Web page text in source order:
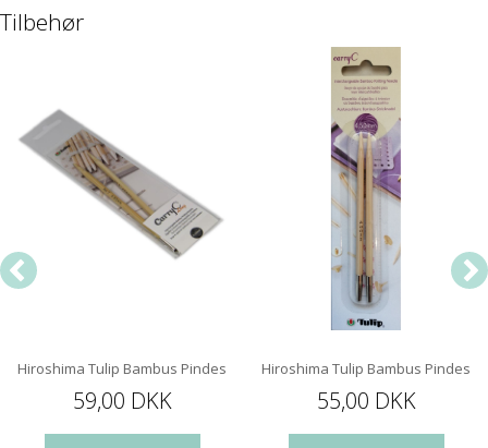
Tilbehør
Hiroshima Tulip Bambus Pindespids 12 cm
59,00 DKK
Hiroshima Tulip Bambus
55,00 DKK